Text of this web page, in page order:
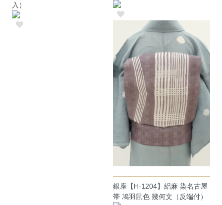
入）
銀座【H-1204】絽麻 染名古屋
帯 鳩羽鼠色 幾何文（反端付）